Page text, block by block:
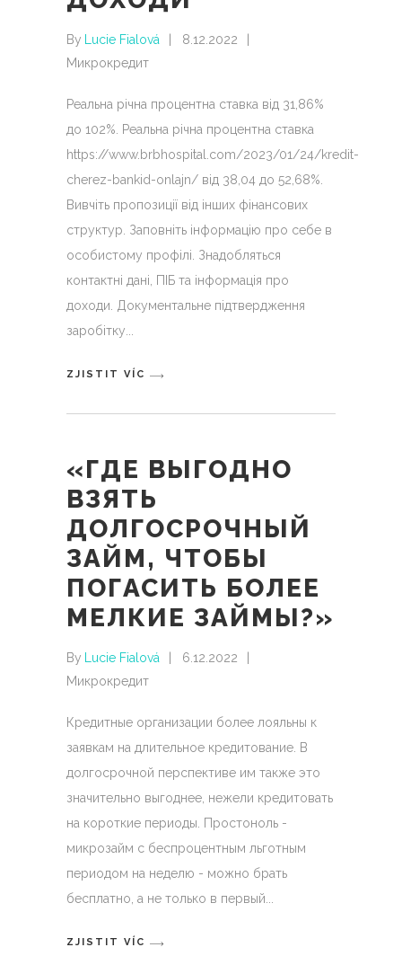
By Lucie Fialová
8.12.2022
Микрокредит
Реальна річна процентна ставка від 31,86%
до 102%. Реальна річна процентна ставка
https://www.brbhospital.com/2023/01/24/kredit-
cherez-bankid-onlajn/ від 38,04 до 52,68%.
Вивчіть пропозиції від інших фінансових
структур. Заповніть інформацію про себе в
особистому профілі. Знадобляться
контактні дані, ПІБ та інформація про
доходи. Документальне підтвердження
заробітку
ZJISTIT VÍC
«ГДЕ ВЫГОДНО
ВЗЯТЬ
ДОЛГОСРОЧНЫЙ
ЗАЙМ, ЧТОБЫ
ПОГАСИТЬ БОЛЕЕ
МЕЛКИЕ ЗАЙМЫ?»
By Lucie Fialová
6.12.2022
Микрокредит
Кредитные организации более лояльны к
заявкам на длительное кредитование. В
долгосрочной перспективе им также это
значительно выгоднее, нежели кредитовать
на короткие периоды. Простоноль -
микрозайм с беспроцентным льготным
периодом на неделю - можно брать
бесплатно, а не только в первый
ZJISTIT VÍC